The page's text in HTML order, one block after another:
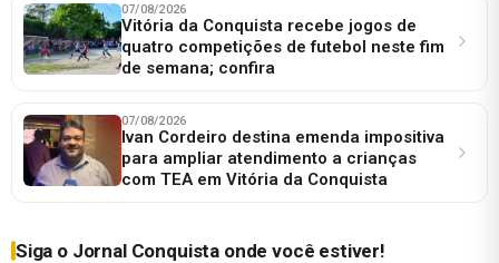
07/08/2026
Vitória da Conquista recebe jogos de
quatro competições de futebol neste fim
de semana; confira
07/08/2026
Ivan Cordeiro destina emenda impositiva
para ampliar atendimento a crianças
com TEA em Vitória da Conquista
Siga o Jornal Conquista onde você estiver!